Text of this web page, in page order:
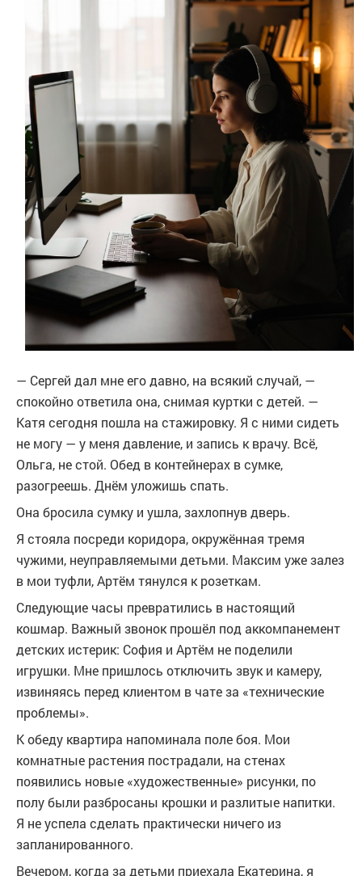
— Сергей дал мне его давно, на всякий случай, —
спокойно ответила она, снимая куртки с детей. —
Катя сегодня пошла на стажировку. Я с ними сидеть
не могу — у меня давление, и запись к врачу. Всё,
Ольга, не стой. Обед в контейнерах в сумке,
разогреешь. Днём уложишь спать.
Она бросила сумку и ушла, захлопнув дверь.
Я стояла посреди коридора, окружённая тремя
чужими, неуправляемыми детьми. Максим уже залез
в мои туфли, Артём тянулся к розеткам.
Следующие часы превратились в настоящий
кошмар. Важный звонок прошёл под аккомпанемент
детских истерик: София и Артём не поделили
игрушки. Мне пришлось отключить звук и камеру,
извиняясь перед клиентом в чате за «технические
проблемы».
К обеду квартира напоминала поле боя. Мои
комнатные растения пострадали, на стенах
появились новые «художественные» рисунки, по
полу были разбросаны крошки и разлитые напитки.
Я не успела сделать практически ничего из
запланированного.
Вечером, когда за детьми приехала Екатерина, я